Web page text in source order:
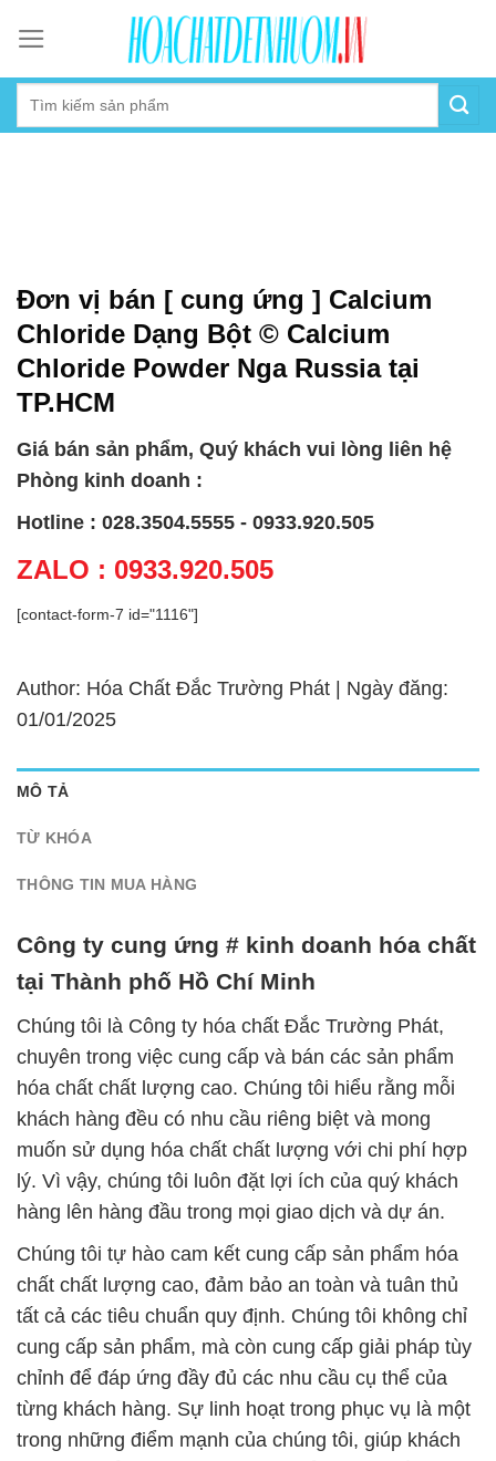
content
Đơn vị bán [ cung ứng ] Calcium
Chloride Dạng Bột © Calcium
Chloride Powder Nga Russia tại
TP.HCM
Giá bán sản phẩm, Quý khách vui lòng liên hệ
Phòng kinh doanh :
Hotline : 028.3504.5555 - 0933.920.505
ZALO : 0933.920.505
[contact-form-7 id="1116"]
Author: Hóa Chất Đắc Trường Phát | Ngày đăng:
01/01/2025
MÔ TẢ
TỪ KHÓA
THÔNG TIN MUA HÀNG
Công ty cung ứng # kinh doanh hóa chất
tại Thành phố Hồ Chí Minh
Chúng tôi là Công ty hóa chất Đắc Trường Phát,
chuyên trong việc cung cấp và bán các sản phẩm
hóa chất chất lượng cao. Chúng tôi hiểu rằng mỗi
khách hàng đều có nhu cầu riêng biệt và mong
muốn sử dụng hóa chất chất lượng với chi phí hợp
lý. Vì vậy, chúng tôi luôn đặt lợi ích của quý khách
hàng lên hàng đầu trong mọi giao dịch và dự án.
Chúng tôi tự hào cam kết cung cấp sản phẩm hóa
chất chất lượng cao, đảm bảo an toàn và tuân thủ
tất cả các tiêu chuẩn quy định. Chúng tôi không chỉ
cung cấp sản phẩm, mà còn cung cấp giải pháp tùy
chỉnh để đáp ứng đầy đủ các nhu cầu cụ thể của
từng khách hàng. Sự linh hoạt trong phục vụ là một
trong những điểm mạnh của chúng tôi, giúp khách